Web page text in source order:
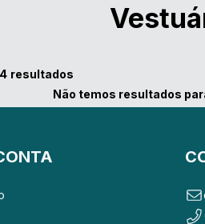
4 resultados
Não temos resultados